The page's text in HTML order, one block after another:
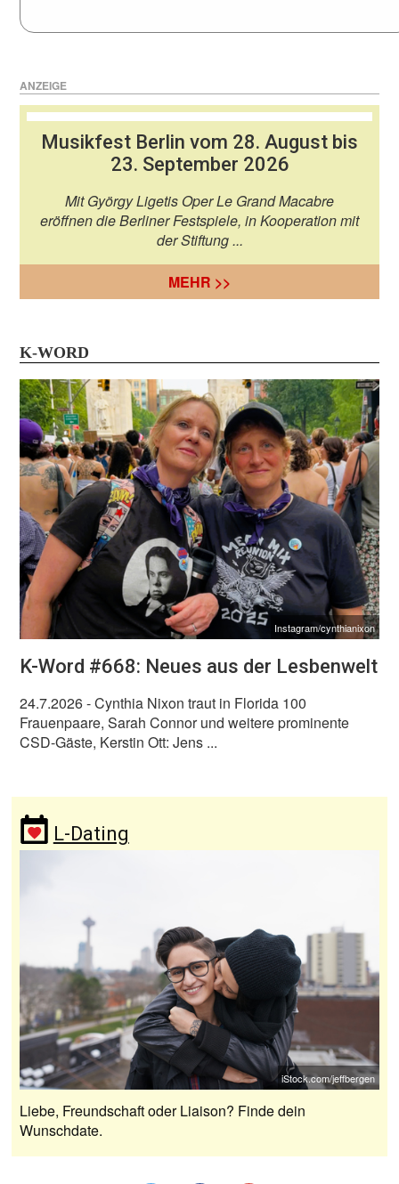
ANZEIGE
Musikfest Berlin vom 28. August bis
23. September 2026
Mit György Ligetis Oper Le Grand Macabre
eröffnen die Berliner Festspiele, in Kooperation mit
der Stiftung ...
MEHR >>
K-WORD
Instagram/cynthianixon
K-Word #668: Neues aus der Lesbenwelt
24.7.2026- Cynthia Nixon traut in Florida 100
Frauenpaare, Sarah Connor und weitere prominente
CSD-Gäste, Kerstin Ott: Jens ...
L-Dating
iStock.com/jeffbergen
Liebe, Freundschaft oder Liaison? Finde dein
Wunschdate.